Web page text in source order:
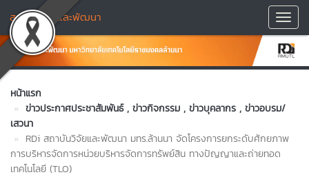
สถาบันวิจัยและพัฒนา
หน้าแรก
ข่าวประกาศประชาสัมพันธ์ , ข่าวกิจกรรม , ข่าวบุคลากร , ข่าวอบรม/
เสวนา
RDi สถาบันวิจัยและพัฒนา มทร.ล้านนา จัดโครงการยกระดับศักยภาพ
การบริหารจัดการหน่วยบริหารจัดการทรัพย์สิน ทางปัญญาและถ่ายทอด
เทคโนโลยี (TLO)